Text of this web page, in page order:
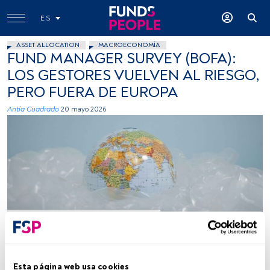
Esta página web usa cookies
ES
ASSET ALLOCATION MACROECONOMÍA
FUND MANAGER SURVEY (BOFA):
LOS GESTORES VUELVEN AL RIESGO,
PERO FUERA DE EUROPA
Antía Cuadrado 20 mayo 2026
Tiempo lectura: 4 min.